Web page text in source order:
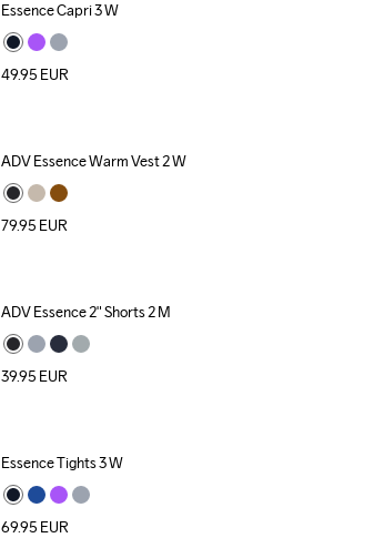
New
Essence Capri 3 W
49.95 EUR
ADV Essence Warm Vest 2 W
79.95 EUR
ADV Essence 2" Shorts 2 M
39.95 EUR
New
Essence Tights 3 W
69.95 EUR